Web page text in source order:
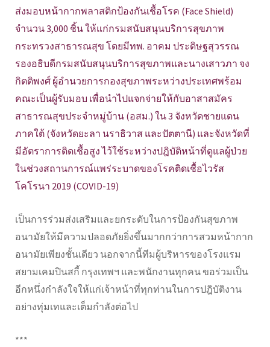
ส่งมอบหน้ากากพลาสติกป้องกันเชื้อโรค (Face Shield)
จำนวน 3,000 ชิ้น ให้แก่กรมสนับสนุนบริการสุขภาพ
กระทรวงสาธารณสุข โดยมีทพ. อาคม ประดิษฐสุวรรณ
รองอธิบดีกรมสนับสนุนบริการสุขภาพและนางเสาวภา จง
กิตติพงศ์ ผู้อำนวยการกองสุขภาพระหว่างประเทศพร้อม
คณะเป็นผู้รับมอบ เพื่อนำไปแจกจ่ายให้กับอาสาสมัคร
สาธารณสุขประจำหมู่บ้าน (อสม.) ใน 3 จังหวัดชายแดน
ภาคใต้ (จังหวัดยะลา นราธิวาส และปัตตานี) และจังหวัดที่
มีอัตราการติดเชื้อสูง ไว้ใช้ระหว่างปฎิบัติหน้าที่ดูแลผู้ป่วย
ในช่วงสถานการณ์แพร่ระบาดของโรคติดเชื้อไวรัส
โคโรนา 2019 (COVID-19)
เป็นการร่วมส่งเสริมและยกระดับในการป้องกันสุขภาพ
อนามัยให้มีความปลอดภัยยิ่งขึ้นมากกว่าการสวมหน้ากาก
อนามัยเพียงชั้นเดียว นอกจากนี้ทีมผู้บริหารของโรงแรม
สยามเคมปินสกี้ กรุงเทพฯ และพนักงานทุกคน ขอร่วมเป็น
อีกหนึ่งกำลังใจให้แก่เจ้าหน้าที่ทุกท่านในการปฎิบัติงาน
อย่างทุ่มเทและเต็มกำลังต่อไป
***